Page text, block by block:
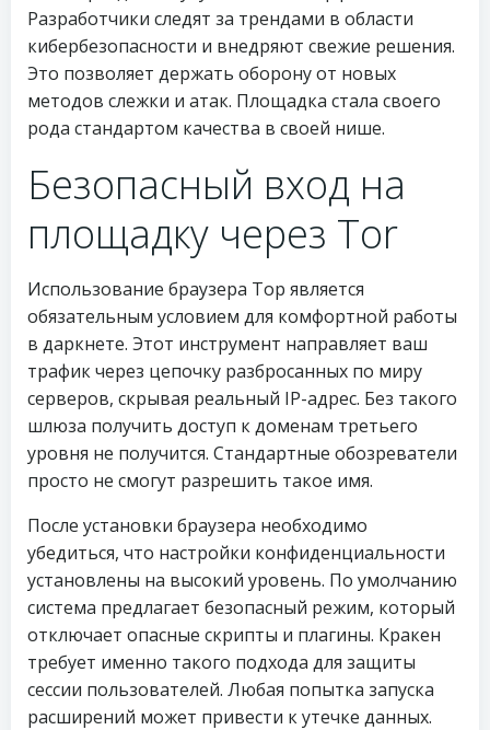
Разработчики следят за трендами в области
кибербезопасности и внедряют свежие решения.
Это позволяет держать оборону от новых
методов слежки и атак. Площадка стала своего
рода стандартом качества в своей нише.
Безопасный вход на
площадку через Tor
Использование браузера Тор является
обязательным условием для комфортной работы
в даркнете. Этот инструмент направляет ваш
трафик через цепочку разбросанных по миру
серверов, скрывая реальный IP-адрес. Без такого
шлюза получить доступ к доменам третьего
уровня не получится. Стандартные обозреватели
просто не смогут разрешить такое имя.
После установки браузера необходимо
убедиться, что настройки конфиденциальности
установлены на высокий уровень. По умолчанию
система предлагает безопасный режим, который
отключает опасные скрипты и плагины. Кракен
требует именно такого подхода для защиты
сессии пользователей. Любая попытка запуска
расширений может привести к утечке данных.